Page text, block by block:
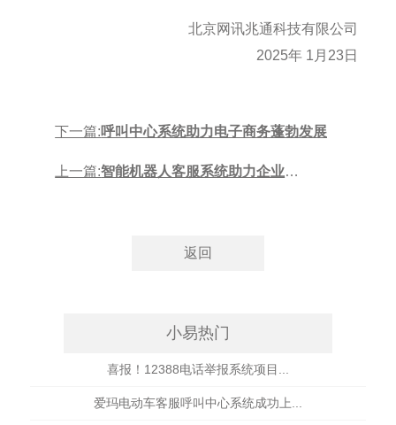
北京网讯兆通科技有限公司
2025年 1月23日
下一篇:呼叫中心系统助力电子商务蓬勃发展
上一篇:智能机器人客服系统助力企业打
小易热门
喜报！12388电话举报系统项目...
爱玛电动车客服呼叫中心系统成功上...